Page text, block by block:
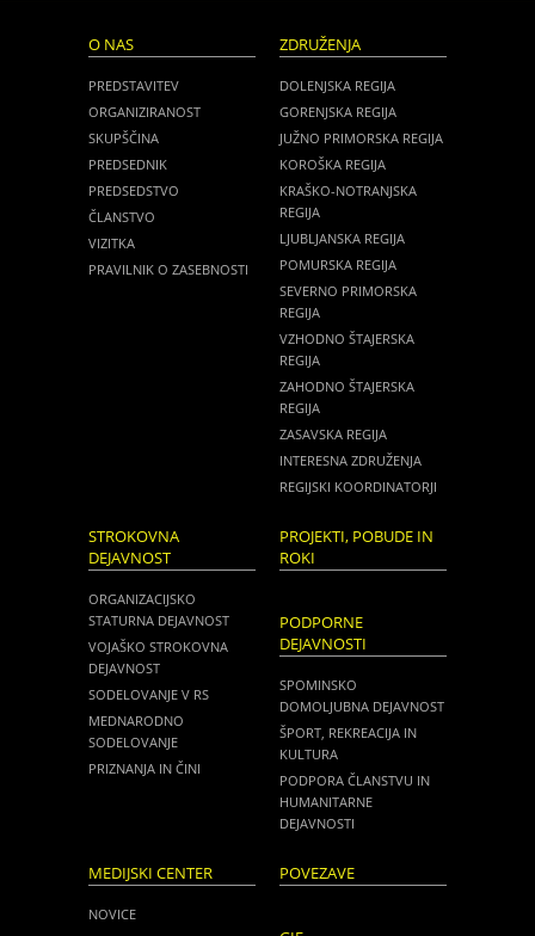
O NAS
PREDSTAVITEV
ORGANIZIRANOST
SKUPŠČINA
PREDSEDNIK
PREDSEDSTVO
ČLANSTVO
VIZITKA
PRAVILNIK O ZASEBNOSTI
ZDRUŽENJA
DOLENJSKA REGIJA
GORENJSKA REGIJA
JUŽNO PRIMORSKA REGIJA
KOROŠKA REGIJA
KRAŠKO-NOTRANJSKA
REGIJA
LJUBLJANSKA REGIJA
POMURSKA REGIJA
SEVERNO PRIMORSKA
REGIJA
VZHODNO ŠTAJERSKA
REGIJA
ZAHODNO ŠTAJERSKA
REGIJA
ZASAVSKA REGIJA
INTERESNA ZDRUŽENJA
REGIJSKI KOORDINATORJI
STROKOVNA
DEJAVNOST
ORGANIZACIJSKO
STATURNA DEJAVNOST
VOJAŠKO STROKOVNA
DEJAVNOST
SODELOVANJE V RS
MEDNARODNO
SODELOVANJE
PRIZNANJA IN ČINI
PROJEKTI, POBUDE IN
ROKI
PODPORNE
DEJAVNOSTI
SPOMINSKO
DOMOLJUBNA DEJAVNOST
ŠPORT, REKREACIJA IN
KULTURA
PODPORA ČLANSTVU IN
HUMANITARNE
DEJAVNOSTI
MEDIJSKI CENTER
NOVICE
POVEZAVE